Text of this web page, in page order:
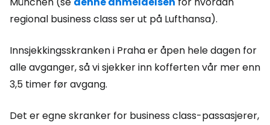
regional business class ser ut på Lufthansa).
Innsjekkingsskranken i Praha er åpen hele dagen for
alle avganger, så vi sjekker inn kofferten vår mer enn
3,5 timer før avgang.
Det er egne skranker for business class-passasjerer,